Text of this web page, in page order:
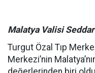
Malatya Valisi
Turgut Özal Tıp
Merkezi’nin